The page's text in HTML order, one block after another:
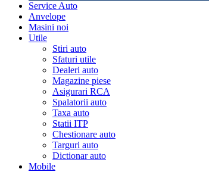
Service Auto
Anvelope
Masini noi
Utile
Stiri auto
Sfaturi utile
Dealeri auto
Magazine piese
Asigurari RCA
Spalatorii auto
Taxa auto
Statii ITP
Chestionare auto
Targuri auto
Dictionar auto
Mobile